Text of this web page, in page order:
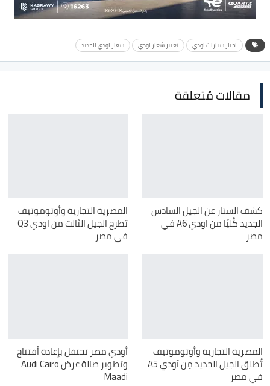
اخبار سيارات اودي تغيير شعار اودي شعار اودي الجديد
مقالات مُتعلقة
كشف الستار عن الجيل السادس
الجديد كُليًا من اودي A6 في
مصر
المصرية التجارية وأوتوموتيف
تطرح الجيل الثالث من اودي Q3
في مصر
المصرية التجارية وأوتوموتيف
تُطلق الجيل الجديد مِن آودي A5
في مصر
أودي مصر تحتفل بإعادة أفتتاح
وتطوير صالة عرض Audi Cairo
Maadi